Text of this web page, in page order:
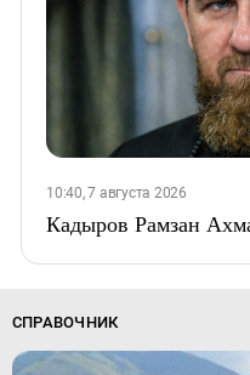
10:40, 7 августа 2026
Кадыров Рамзан
СПРАВОЧНИК